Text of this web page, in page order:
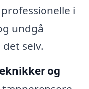
i
undgå
selv.
og